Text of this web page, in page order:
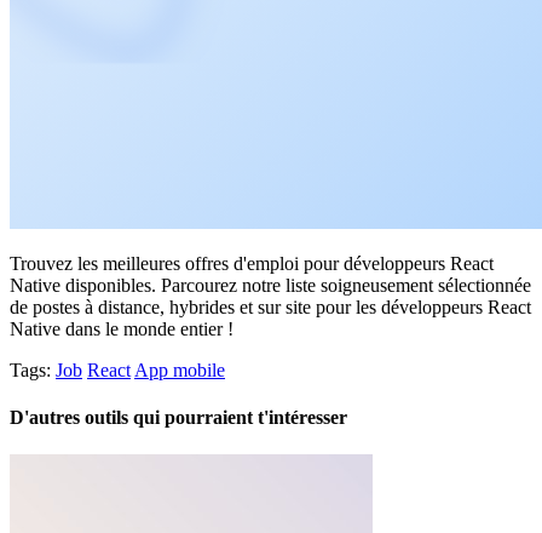
Trouvez les meilleures offres d'emploi pour développeurs React
Native disponibles. Parcourez notre liste soigneusement sélectionnée
de postes à distance, hybrides et sur site pour les développeurs React
Native dans le monde entier !
Tags: Job React App mobile
D'autres outils qui pourraient t'intéresser